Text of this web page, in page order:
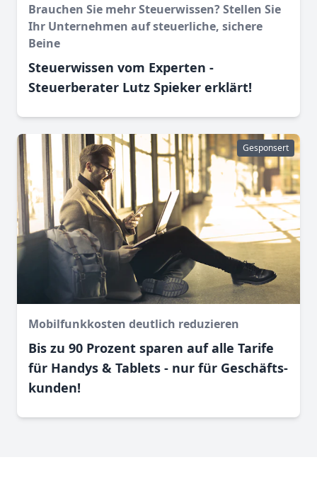
Brauchen Sie mehr Steuerwissen? Stellen Sie
Ihr Unternehmen auf steuerliche, sichere
Beine
Steuerwissen vom Experten -
Steuerberater Lutz Spieker erklärt!
Gesponsert
Mobilfunkkosten deutlich reduzieren
Bis zu 90 Prozent sparen auf alle Tarife
für Handys & Tablets - nur für Geschäfts­
kunden!